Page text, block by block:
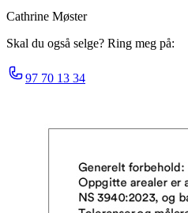
Cathrine Møster
Skal du også selge? Ring meg på:
97 70 13 34